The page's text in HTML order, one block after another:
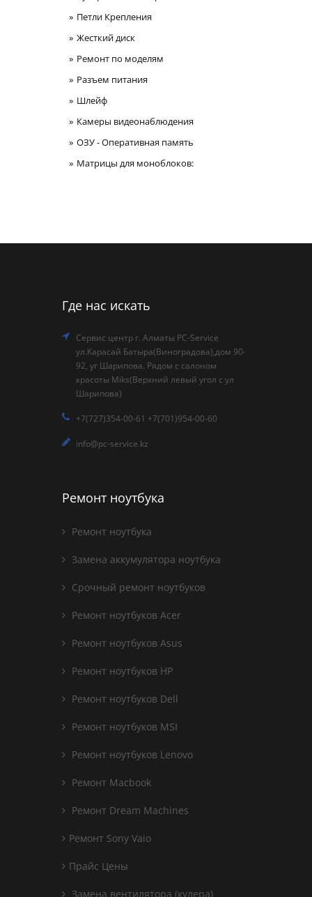
Петли Крепления
Жесткий диск
Ремонт по моделям
Разъем питания
Шлейф
Камеры видеонаблюдения
ОЗУ - Оперативная память
Матрицы для моноблоков:
Где нас искать
Сервис центр г. Алматы PC-Service
ул.Карасай Батыра(Виноградова),дом 90-
92, уг Шарипова. Рядом с салоном
красоты Miks(Верхний левый угол с ул
Шарипова)
+7(727)354-00-61 +7(701)954-00-60
info@pc-service.kz
Ремонт ноутбука
Ремонт ноутбука
Замена аккумулятора ноутбука
Срочный ремонт ноутбуков
Ремонт ноутбуков Acer
Ремонт ноутбуков Asus
Ремонт ноутбуков HP
Ремонт ноутбуков Dell
Ремонт ноутбуков MSI
Ремонт ноутбуков Lenovo
Ремонт Macbook
Ремонт Dream Machines
Ремонт Sony Vaio
Прайс Цены
Замена вентилятора (кулера)